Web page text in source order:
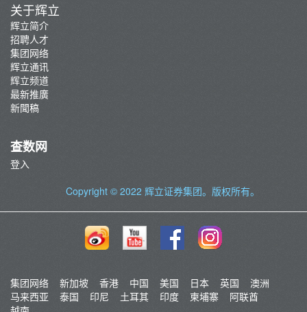
关于辉立
辉立简介
招聘人才
集团网络
辉立通讯
辉立频道
最新推廣
新聞稿
查数网
登入
Copyright © 2022 辉立证券集团。版权所有。
集团网络 新加坡 香港 中国 美国 日本 英国
澳洲
马来西亚
泰国 印尼 土耳其 印度 柬埔寨
阿联酋